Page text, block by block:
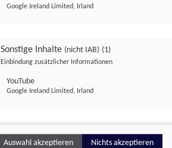
Google Ireland Limited, Irland
Sonstige Inhalte (nicht IAB) (1)
Einbindung zusätzlicher Informationen
YouTube
Google Ireland Limited, Irland
Auswahl akzeptieren Nichts akzeptieren